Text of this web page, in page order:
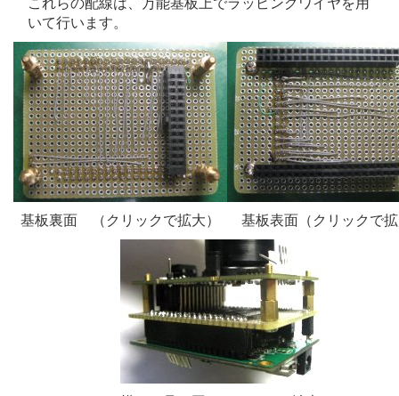
これらの配線は、万能基板上でラッピングワイヤを用
いて行います。
基板裏面 （クリックで拡大） 基板表面（クリックで